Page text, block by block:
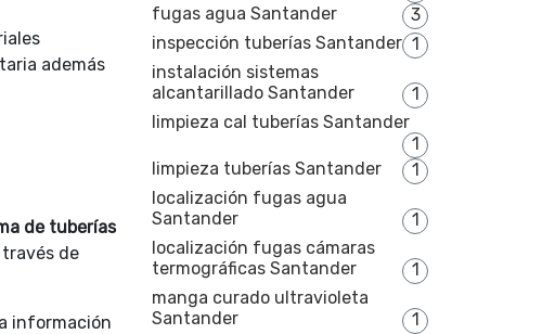
además
de tuberías
de
información
fugas agua Santander
3
inspección tuberías Santander 1
instalación sistemas
alcantarillado Santander
1
limpieza cal tuberías Santander
1
limpieza tuberías Santander
1
localización fugas agua
Santander
1
localización fugas cámaras
termográficas Santander
1
manga curado ultravioleta
Santander
1